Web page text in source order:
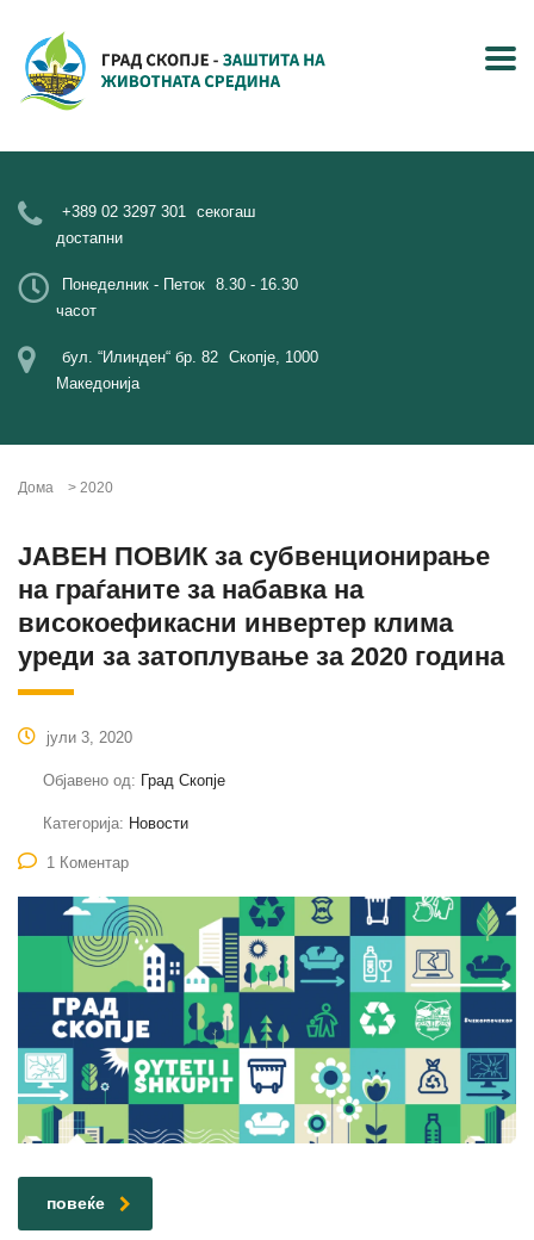
+389 02 3297 301 секогаш
достапни
Понеделник - Петок 8.30 - 16.30
часот
бул. “Илинден“ бр. 82 Скопје, 1000
Македонија
Дома > 2020
ЈАВЕН ПОВИК за субвенционирање
на граѓаните за набавка на
високоефикасни инвертер клима
уреди за затоплување за 2020 година
јули 3, 2020
Објавено од: Град Скопје
Категорија: Новости
1 Коментар
повеќе